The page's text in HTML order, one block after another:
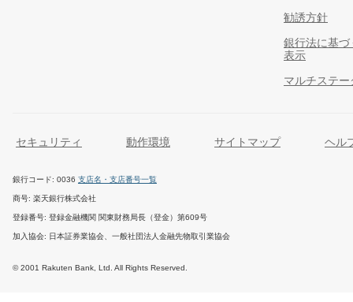
勧誘方針
銀行法に基
表示
マルチステ
セキュリティ 動作環境 サイトマップ ヘル
銀行コード 0036 支店名・支店番号一覧
商号 楽天銀行株式会社
登録番号 登録金融機関 関東財務局長（登金）第609号
加入協会 日本証券業協会、一般社団法人金融先物取引業協会
© 2001 Rakuten Bank, Ltd. All Rights Reserved.